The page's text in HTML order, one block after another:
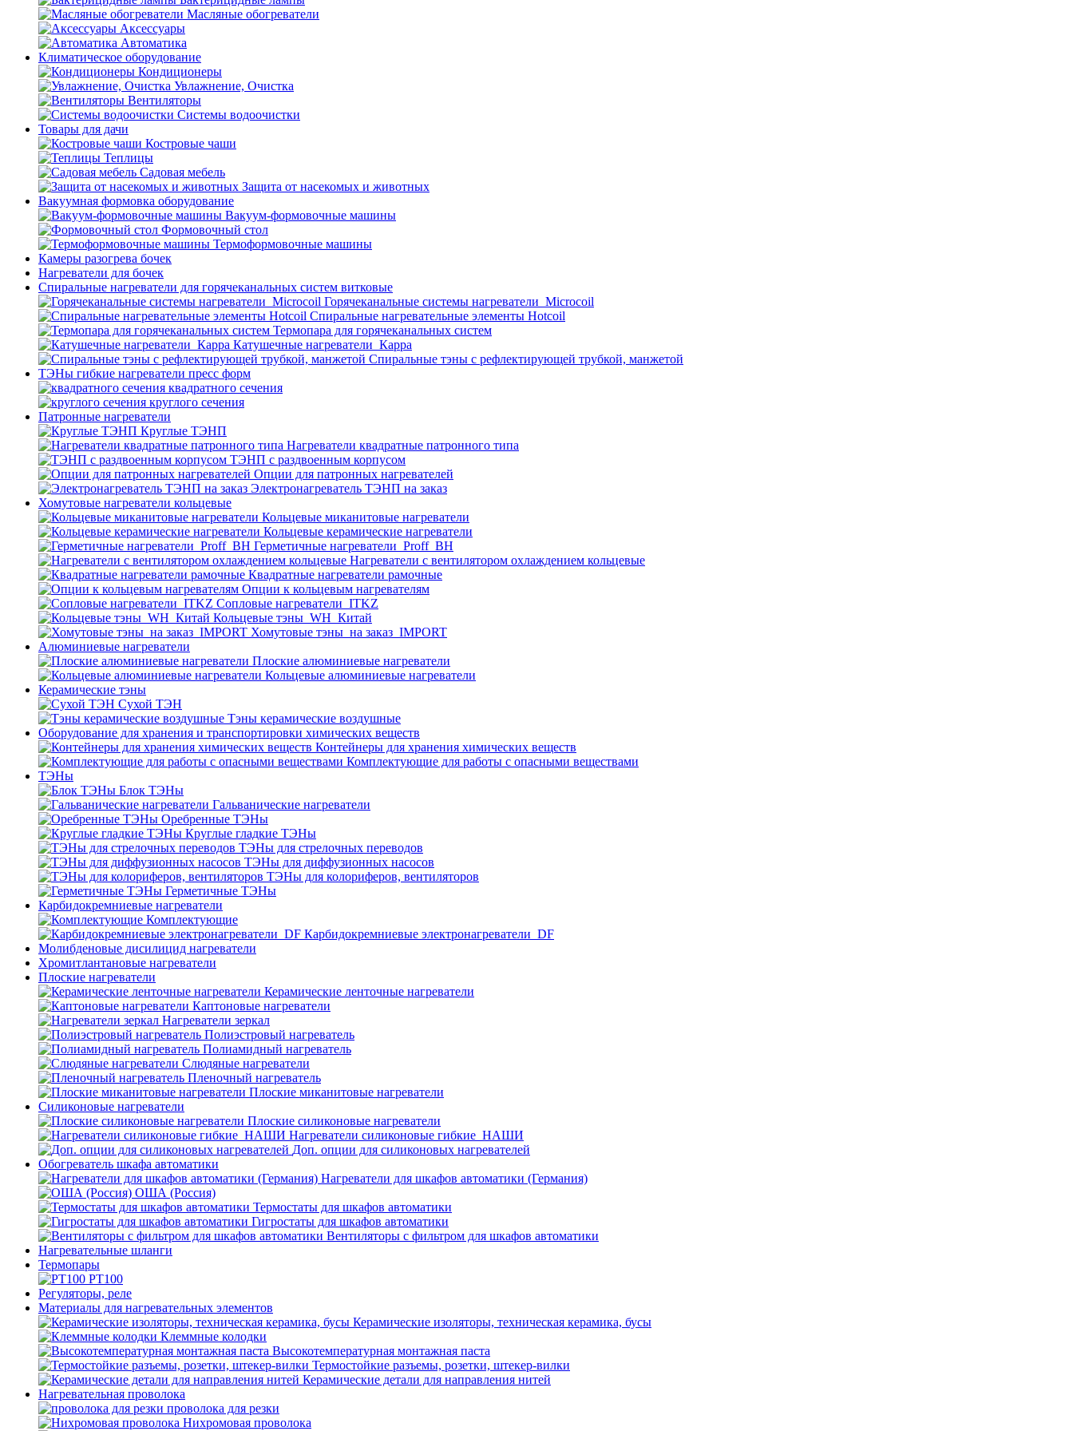
Масляные обогреватели
Аксессуары
Автоматика
Климатическое оборудование
Кондиционеры
Увлажнение, Очистка
Вентиляторы
Системы водоочистки
Товары для дачи
Костровые чаши
Теплицы
Садовая мебель
Защита от насекомых и животных
Вакуумная формовка оборудование
Вакуум-формовочные машины
Формовочный стол
Термоформовочные машины
Камеры разогрева бочек
Нагреватели для бочек
Спиральные нагреватели для горячеканальных систем витковые
Горячеканальные системы нагреватели_Microcoil
Спиральные нагревательные элементы Hotcoil
Термопара для горячеканальных систем
Катушечные нагреватели_Карра
Спиральные тэны с рефлектирующей трубкой, манжетой
ТЭНы гибкие нагреватели пресс форм
квадратного сечения
круглого сечения
Патронные нагреватели
Круглые ТЭНП
Нагреватели квадратные патронного типа
ТЭНП с раздвоенным корпусом
Опции для патронных нагревателей
Электронагреватель ТЭНП на заказ
Хомутовые нагреватели кольцевые
Кольцевые миканитовые нагреватели
Кольцевые керамические нагреватели
Герметичные нагреватели_Proff_BH
Нагреватели с вентилятором охлаждением кольцевые
Квадратные нагреватели рамочные
Опции к кольцевым нагревателям
Cопловые нагреватели_ITKZ
Кольцевые тэны_WH_Китай
Хомутовые тэны_на заказ_IMPORT
Алюминиевые нагреватели
Плоские алюминиевые нагреватели
Кольцевые алюминиевые нагреватели
Керамические тэны
Сухой ТЭН
Тэны керамические воздушные
Оборудование для хранения и транспортировки химических веществ
Контейнеры для хранения химических веществ
Комплектующие для работы с опасными веществами
ТЭНы
Блок ТЭНы
Гальванические нагреватели
Оребренные ТЭНы
Круглые гладкие ТЭНы
ТЭНы для стрелочных переводов
ТЭНы для диффузионных насосов
ТЭНы для колориферов, вентиляторов
Герметичные ТЭНы
Карбидокремниевые нагреватели
Комплектующие
Карбидокремниевые электронагреватели_DF
Молибденовые дисилицид нагреватели
Хромитлантановые нагреватели
Плоские нагреватели
Керамические ленточные нагреватели
Каптоновые нагреватели
Нагреватели зеркал
Полиэстровый нагреватель
Полиамидный нагреватель
Слюдяные нагреватели
Пленочный нагреватель
Плоские миканитовые нагреватели
Силиконовые нагреватели
Плоские силиконовые нагреватели
Нагреватели силиконовые гибкие_НАШИ
Доп. опции для силиконовых нагревателей
Обогреватель шкафа автоматики
Нагреватели для шкафов автоматики (Германия)
ОША (Россия)
Термостаты для шкафов автоматики
Гигростаты для шкафов автоматики
Вентиляторы с фильтром для шкафов автоматики
Нагревательные шланги
Термопары
PT100
Регуляторы, реле
Материалы для нагревательных элементов
Керамические изоляторы, техническая керамика, бусы
Клеммные колодки
Высокотемпературная монтажная паста
Термостойкие разъемы, розетки, штекер-вилки
Керамические детали для направления нитей
Нагревательная проволока
проволока для резки
Нихромовая проволока